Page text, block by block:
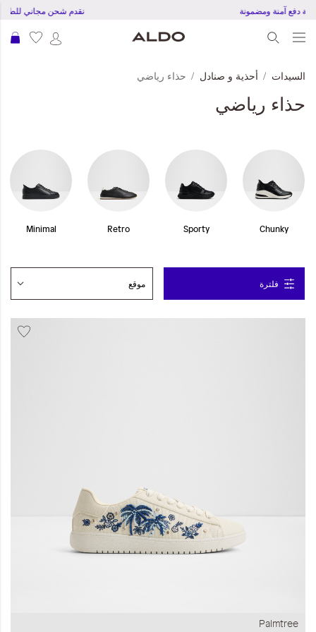
نقدم شحن مجاني للطلبات تجربة دفع آمنة ومضمونة
السيدات أحذية و صنادل حذاء رياضي
حذاء رياضي
Chunky
Sporty
Retro
Minimal
فلترة
Palmtree